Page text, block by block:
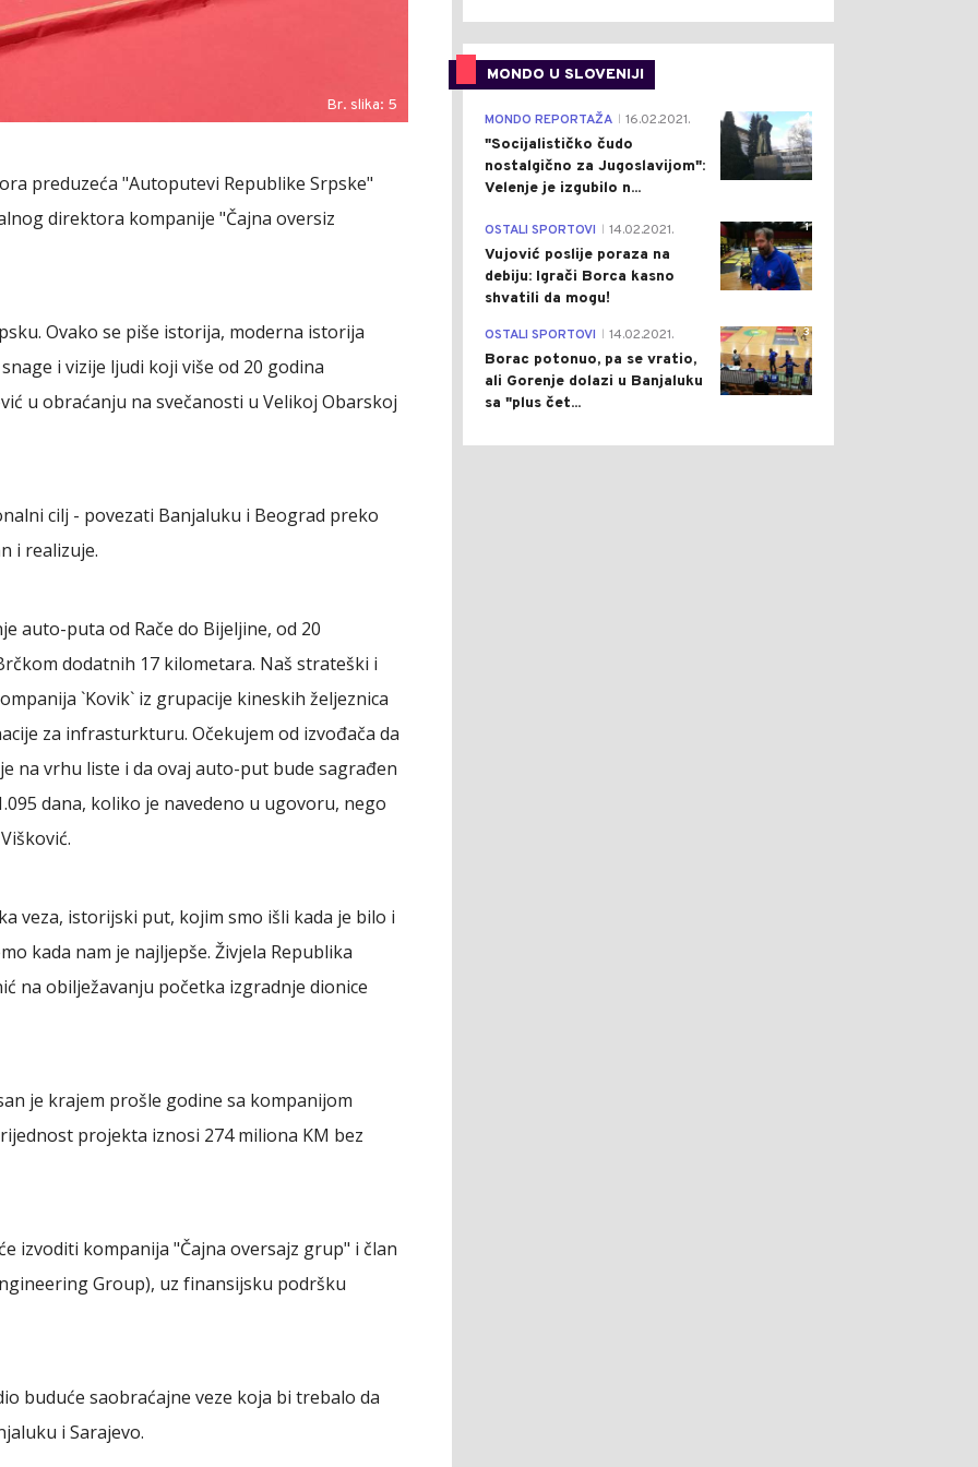
Br. slika: 5
preduzeća "Autoputevi Republike Srpske"
direktora kompanije "Čajna oversiz
Ovako se piše istorija, moderna istorija
i vizije ljudi koji više od 20 godina
u obraćanju na svečanosti u Velikoj Obarskoj
cilj - povezati Banjaluku i Beograd preko
i realizuje.
auto-puta od Rače do Bijeljine, od 20
dodatnih 17 kilometara. Naš strateški i
`Kovik` iz grupacije kineskih željeznica
za infrasturkturu. Očekujem od izvođača da
na vrhu liste i da ovaj auto-put bude sagrađen
dana, koliko je navedeno u ugovoru, nego
veza, istorijski put, kojim smo išli kada je bilo i
kada nam je najljepše. Živjela Republika
na obilježavanju početka izgradnje dionice
je krajem prošle godine sa kompanijom
projekta iznosi 274 miliona KM bez
izvoditi kompanija "Čajna oversajz grup" i član
Group), uz finansijsku podršku
buduće saobraćajne veze koja bi trebalo da
i Sarajevo.
MONDO U SLOVENIJI
4
MONDO REPORTAŽA 16.02.2021.
"Socijalističko čudo
nostalgično za Jugoslavijom":
Velenje je izgubilo n...
1
OSTALI SPORTOVI 14.02.2021.
Vujović poslije poraza na
debiju: Igrači Borca kasno
shvatili da mogu!
3
OSTALI SPORTOVI 14.02.2021.
Borac potonuo, pa se vratio,
ali Gorenje dolazi u Banjaluku
sa "plus čet...